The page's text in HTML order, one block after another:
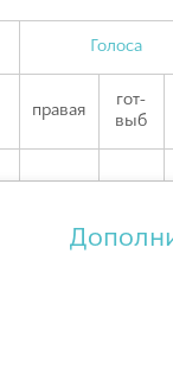
Голоса
правая
гот-
выб